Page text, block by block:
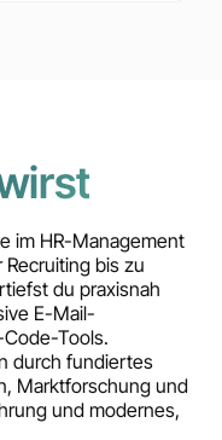
im HR-Management
bis zu
du praxisnah
E-Mail-
Tools.
durch fundiertes
Marktforschung und
und modernes,